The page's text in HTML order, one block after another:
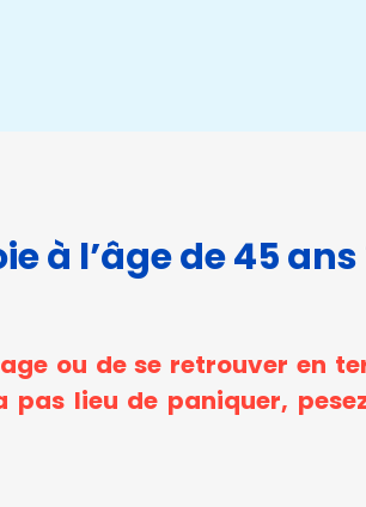
à l’âge de 45 ans
ou de se retrouver en
lieu de paniquer,